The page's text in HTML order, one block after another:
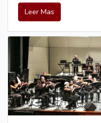
Leer Mas